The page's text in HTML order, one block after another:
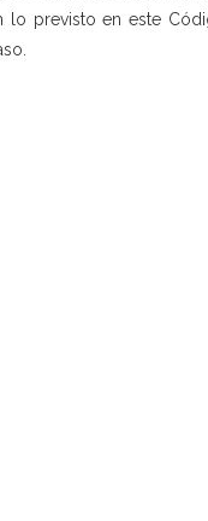
previsto en este